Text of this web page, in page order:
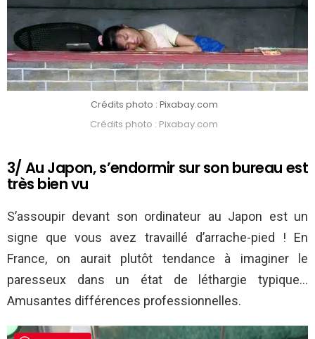
Crédits photo : Pixabay.com
Crédits photo : Pixabay.com
3/ Au Japon, s’endormir sur son bureau est
très bien vu
S’assoupir devant son ordinateur au Japon est un
signe que vous avez travaillé d’arrache-pied ! En
France, on aurait plutôt tendance à imaginer le
paresseux dans un état de léthargie typique…
Amusantes différences professionnelles.